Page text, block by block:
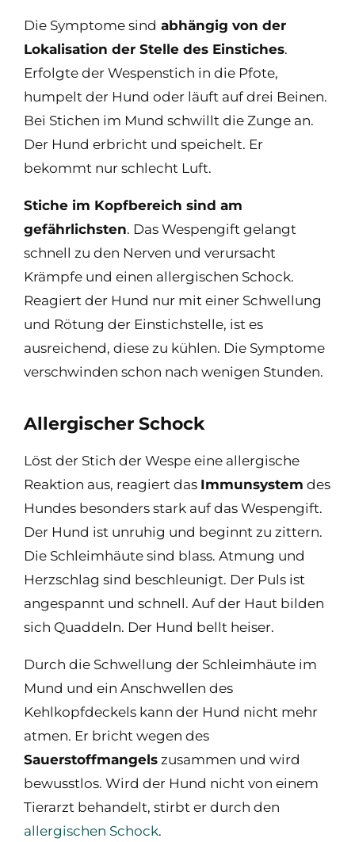
Die Symptome sind abhängig von der
Lokalisation der Stelle des Einstiches.
Erfolgte der Wespenstich in die Pfote,
humpelt der Hund oder läuft auf drei Beinen.
Bei Stichen im Mund schwillt die Zunge an.
Der Hund erbricht und speichelt. Er
bekommt nur schlecht Luft.
Stiche im Kopfbereich sind am
gefährlichsten. Das Wespengift gelangt
schnell zu den Nerven und verursacht
Krämpfe und einen allergischen Schock.
Reagiert der Hund nur mit einer Schwellung
und Rötung der Einstichstelle, ist es
ausreichend, diese zu kühlen. Die Symptome
verschwinden schon nach wenigen Stunden.
Allergischer Schock
Löst der Stich der Wespe eine allergische
Reaktion aus, reagiert das Immunsystem des
Hundes besonders stark auf das Wespengift.
Der Hund ist unruhig und beginnt zu zittern.
Die Schleimhäute sind blass. Atmung und
Herzschlag sind beschleunigt. Der Puls ist
angespannt und schnell. Auf der Haut bilden
sich Quaddeln. Der Hund bellt heiser.
Durch die Schwellung der Schleimhäute im
Mund und ein Anschwellen des
Kehlkopfdeckels kann der Hund nicht mehr
atmen. Er bricht wegen des
Sauerstoffmangels zusammen und wird
bewusstlos. Wird der Hund nicht von einem
Tierarzt behandelt, stirbt er durch den
allergischen Schock.